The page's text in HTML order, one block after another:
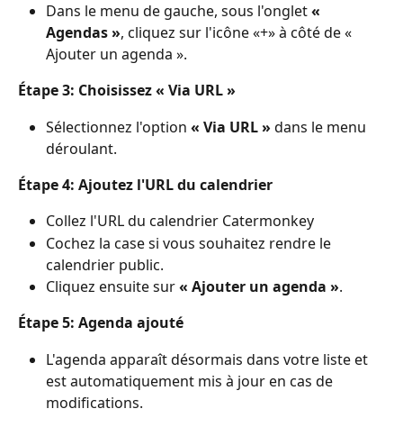
Dans le menu de gauche, sous l'onglet «
Agendas », cliquez sur l'icône «+» à côté de «
Ajouter un agenda ».
Étape 3: Choisissez « Via URL »
Sélectionnez l'option « Via URL » dans le menu
déroulant.
Étape 4: Ajoutez l'URL du calendrier
Collez l'URL du calendrier Catermonkey
Cochez la case si vous souhaitez rendre le
calendrier public.
Cliquez ensuite sur « Ajouter un agenda ».
Étape 5: Agenda ajouté
L'agenda apparaît désormais dans votre liste et
est automatiquement mis à jour en cas de
modifications.